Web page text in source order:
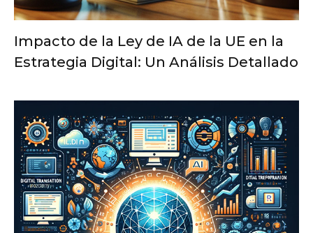
Impacto de la Ley de IA de la UE en la
Estrategia Digital: Un Análisis Detallado